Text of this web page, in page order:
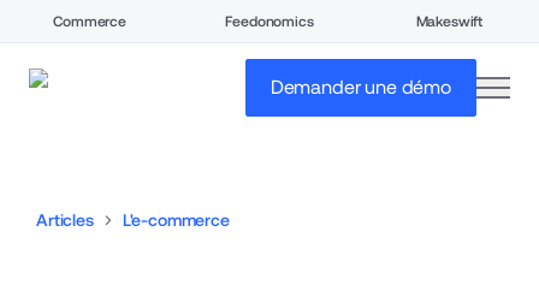
Commerce Feedonomics Makeswift
Demander une démo
Articles L'e-commerce